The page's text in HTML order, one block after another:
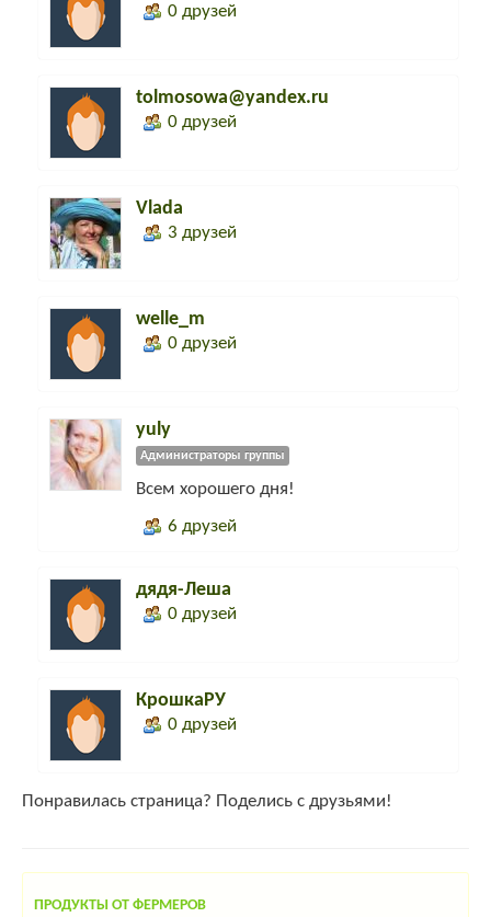
0 друзей
tolmosowa@yandex.ru
0 друзей
Vlada
3 друзей
welle_m
0 друзей
yuly
Администраторы группы
Всем хорошего дня!
6 друзей
дядя-Леша
0 друзей
КрошкаРУ
0 друзей
Понравилась страница? Поделись с друзьями!
ПРОДУКТЫ ОТ ФЕРМЕРОВ